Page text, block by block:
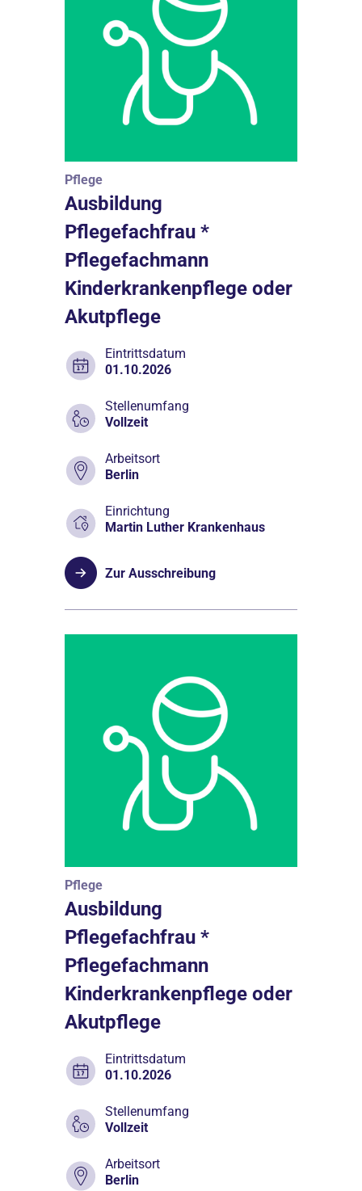
Pflege
Ausbildung
Pflegefachfrau *
Pflegefachmann
Kinderkrankenpflege oder
Akutpflege
Eintrittsdatum
01.10.2026
Stellenumfang
Vollzeit
Arbeitsort
Berlin
Einrichtung
Martin Luther Krankenhaus
Zur Ausschreibung
Pflege
Ausbildung
Pflegefachfrau *
Pflegefachmann
Kinderkrankenpflege oder
Akutpflege
Eintrittsdatum
01.10.2026
Stellenumfang
Vollzeit
Arbeitsort
Berlin